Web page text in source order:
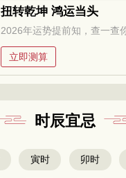
扭转乾坤 鸿运当头
2026年运势提前知，查一查
立即测算
时辰宜忌
寅时 卯时